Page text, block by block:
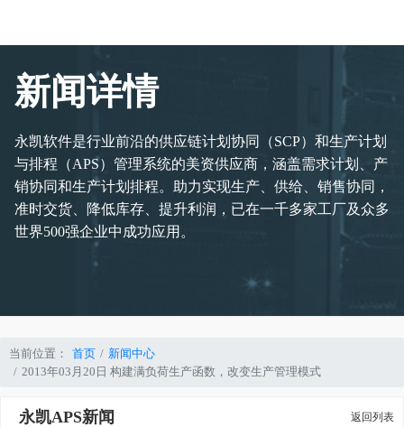
新闻详情
永凯软件是行业前沿的供应链计划协同（SCP）和生产计划
与排程（APS）管理系统的美资供应商，涵盖需求计划、产
销协同和生产计划排程。助力实现生产、供给、销售协同，
准时交货、降低库存、提升利润，已在一千多家工厂及众多
世界500强企业中成功应用。
当前位置： 首页
新闻中心
2013年03月20日 构建满负荷生产函数，改变生产管理模式
永凯APS新闻 返回列表